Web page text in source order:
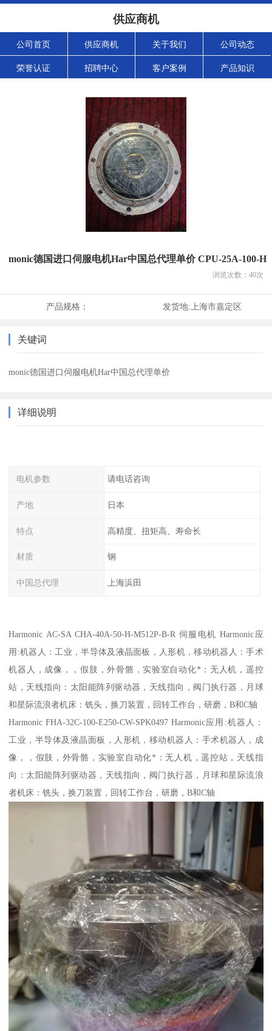
供应商机
公司首页 供应商机 关于我们 公司动态
荣誉认证 招聘中心 客户案例 产品知识
monic德国进口伺服电机Har中国总代理单价 CPU-25A-100-H
浏览次数： 40次
产品规格： 发货地: 上海市嘉定区
关键词
monic德国进口伺服电机Har中国总代理单价
详细说明
电机参数 请电话咨询
产地 日本
特点 高精度、扭矩高、寿命长
材质 钢
中国总代理 上海浜田
Harmonic AC-SA CHA-40A-50-H-M512P-B-R 伺服电机 Harmonic应
用:机器人：工业，半导体及液晶面板，人形机，移动机器人：手术
机器人，成像，，假肢，外骨骼，实验室自动化*：无人机，遥控
站，天线指向：太阳能阵列驱动器，天线指向，阀门执行器，月球
和星际流浪者机床：铣头，换刀装置，回转工作台，研磨，B和C轴
Harmonic FHA-32C-100-E250-CW-SPK0497 Harmonic应用:机器人：
工业，半导体及液晶面板，人形机，移动机器人：手术机器人，成
像，，假肢，外骨骼，实验室自动化*：无人机，遥控站，天线指
向：太阳能阵列驱动器，天线指向，阀门执行器，月球和星际流浪
者机床：铣头，换刀装置，回转工作台，研磨，B和C轴